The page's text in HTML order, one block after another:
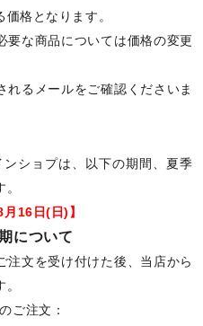
格となります。
要な商品については価格の変更
れるメールをご確認くださいま
ショプは、以下の期間、夏季
16日(日)】
について
注文を受け付けた後、当店から
ご注文：